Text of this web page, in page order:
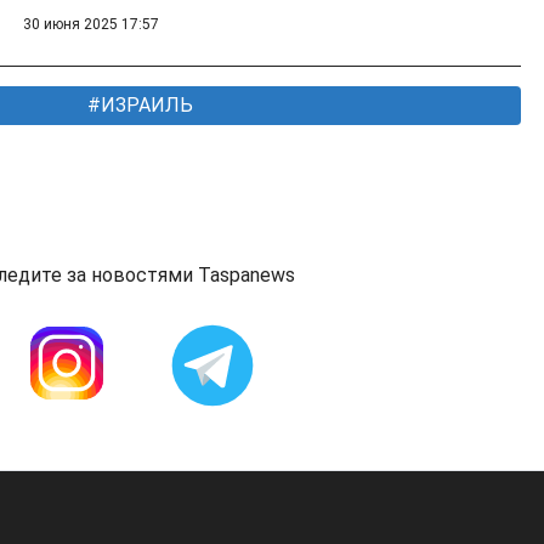
30 июня 2025 17:57
ИЗРАИЛЬ
за новостями Taspanews